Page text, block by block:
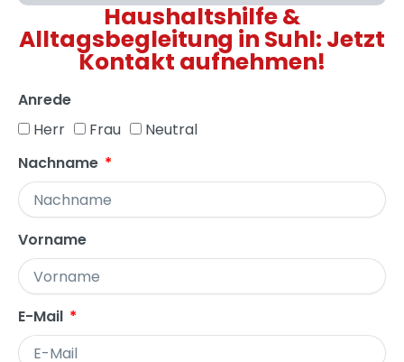
Haushaltshilfe &
Alltagsbegleitung in Suhl: Jetzt
Kontakt aufnehmen!
Anrede
Herr
Frau
Neutral
Nachname
Vorname
E-Mail